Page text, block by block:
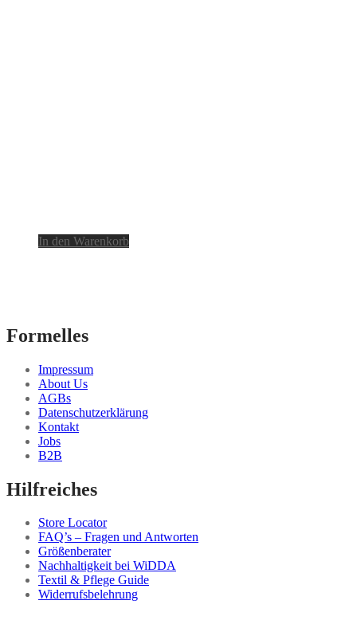
In den Warenkorb
Formelles
Impressum
About Us
AGBs
Datenschutzerklärung
Kontakt
Jobs
B2B
Hilfreiches
Store Locator
FAQ’s – Fragen und Antworten
Größenberater
Nachhaltigkeit bei WiDDA
Textil & Pflege Guide
Widerrufsbelehrung